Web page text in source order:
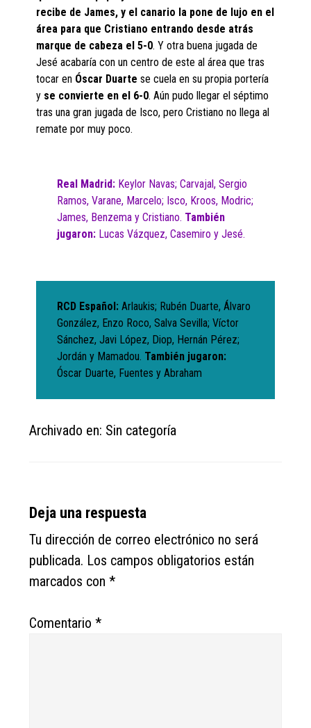
recibe de James, y el canario la pone de lujo en el
área para que Cristiano entrando desde atrás
marque de cabeza el 5-0. Y otra buena jugada de
Jesé acabaría con un centro de este al área que tras
tocar en Óscar Duarte se cuela en su propia portería
y se convierte en el 6-0. Aún pudo llegar el séptimo
tras una gran jugada de Isco, pero Cristiano no llega al
remate por muy poco.
Real Madrid: Keylor Navas; Carvajal, Sergio
Ramos, Varane, Marcelo; Isco, Kroos, Modric;
James, Benzema y Cristiano. También
jugaron: Lucas Vázquez, Casemiro y Jesé.
RCD Español:Arlaukis; Rubén Duarte, Álvaro
González, Enzo Roco, Salva Sevilla; Víctor
Sánchez, Javi López, Diop, Hernán Pérez;
Jordán y Mamadou. También jugaron:
Óscar Duarte, Fuentes y Abraham
Archivado en: Sin categoría
Reader
Interactions
Deja una respuesta
Tu dirección de correo electrónico no será
publicada. Los campos obligatorios están
marcados con*
Comentario*